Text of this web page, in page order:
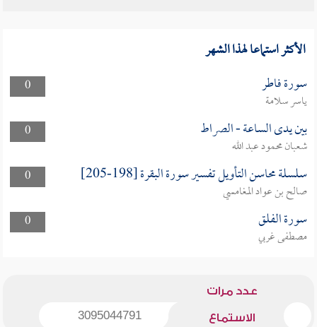
الأكثر استماعا لهذا الشهر
0 سورة فاطر
ياسر سلامة
0
بين يدى الساعة - الصراط
شعبان محمود عبد الله
0
سلسلة محاسن التأويل تفسير سورة البقرة [198-205]
صالح بن عواد المغامسي
0
سورة الفلق
مصطفى غربي
عدد مرات
الاستماع 3095044791